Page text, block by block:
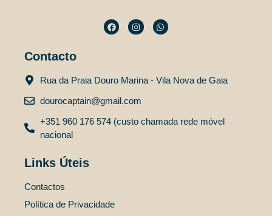
Contacto
Rua da Praia Douro Marina - Vila Nova de Gaia
dourocaptain@gmail.com
+351 960 176 574 (custo chamada rede móvel
nacional
Links Úteis
Contactos
Política de Privacidade